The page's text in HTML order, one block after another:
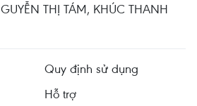
THỊ TÁM, KHÚC THANH
Quy định sử dụng
Hỗ trợ